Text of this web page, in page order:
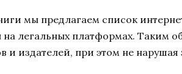
мы предлагаем список
на легальных платформах. Таким
и издателей, при этом не нарушая